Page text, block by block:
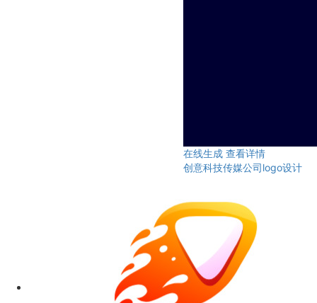
在线生成 查看详情
创意科技传媒公司logo设计